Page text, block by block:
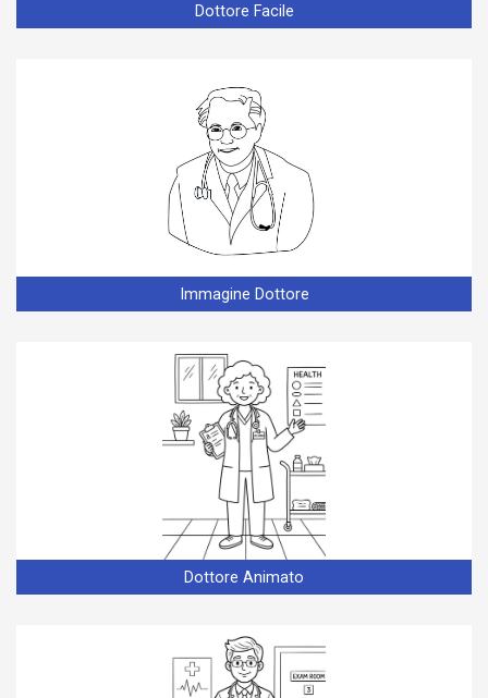
Dottore Facile
Immagine Dottore
Dottore Animato